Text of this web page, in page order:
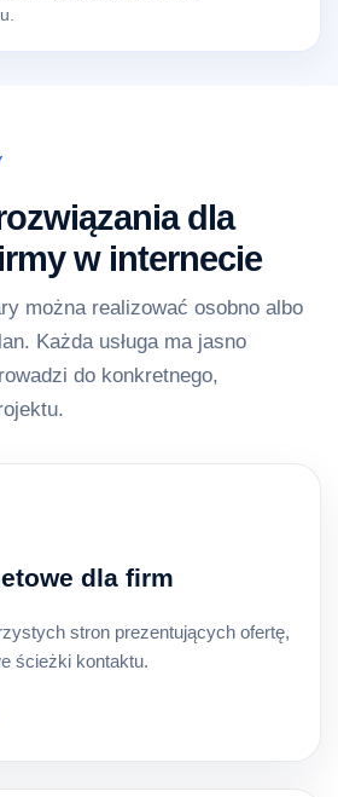
dla
w internecie
można realizować osobno albo
Każda usługa ma jasno
do konkretnego,
dla firm
stron prezentujących ofertę,
ścieżki kontaktu.